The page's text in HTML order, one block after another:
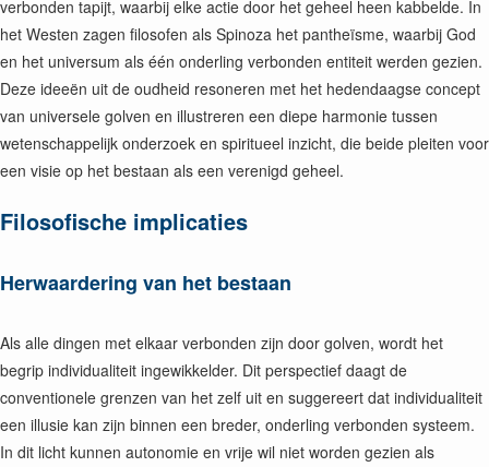
verbonden tapijt, waarbij elke actie door het geheel heen kabbelde. In
het Westen zagen filosofen als Spinoza het pantheïsme, waarbij God
en het universum als één onderling verbonden entiteit werden gezien.
Deze ideeën uit de oudheid resoneren met het hedendaagse concept
van universele golven en illustreren een diepe harmonie tussen
wetenschappelijk onderzoek en spiritueel inzicht, die beide pleiten voor
een visie op het bestaan als een verenigd geheel.
Filosofische implicaties
Herwaardering van het bestaan
Als alle dingen met elkaar verbonden zijn door golven, wordt het
begrip individualiteit ingewikkelder. Dit perspectief daagt de
conventionele grenzen van het zelf uit en suggereert dat individualiteit
een illusie kan zijn binnen een breder, onderling verbonden systeem.
In dit licht kunnen autonomie en vrije wil niet worden gezien als